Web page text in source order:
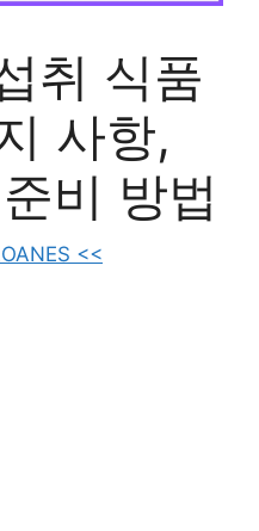
취 식품
사항,
비 방법
<<